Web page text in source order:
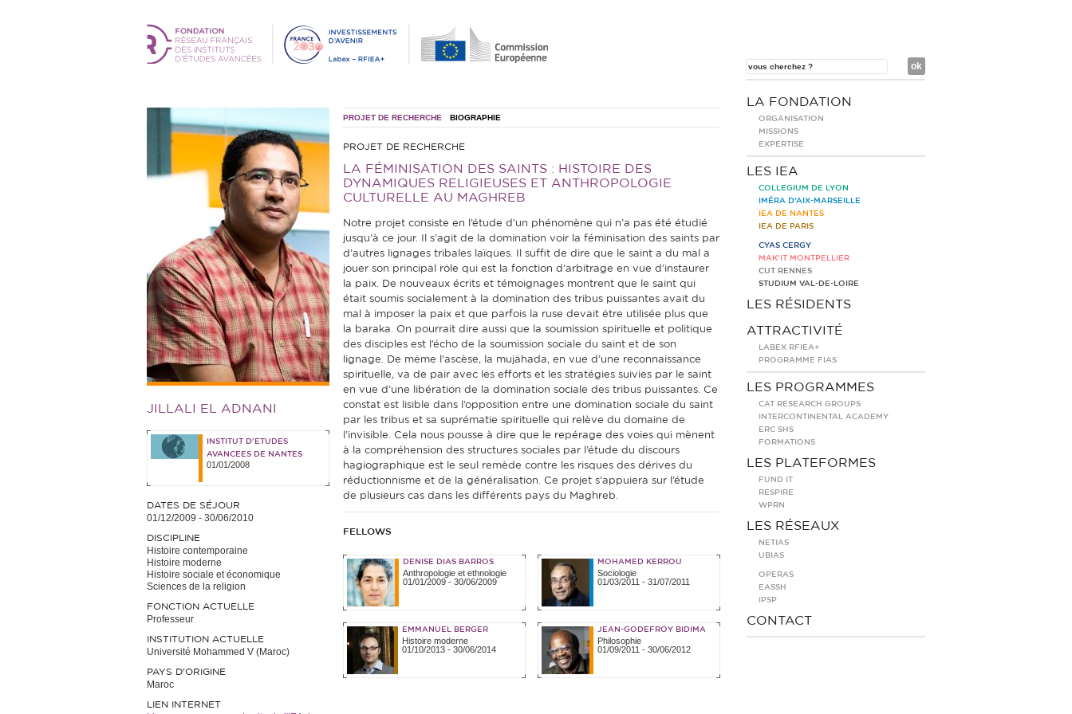
JILLALI EL ADNANI
INSTITUT D'ETUDES
AVANCEES DE NANTES
01/01/2008
DATES DE SÉJOUR
01/12/2009 - 30/06/2010
DISCIPLINE
Histoire contemporaine
Histoire moderne
Histoire sociale et économique
Sciences de la religion
FONCTION ACTUELLE
Professeur
INSTITUTION ACTUELLE
Université Mohammed V (Maroc)
PAYS D'ORIGINE
Maroc
LIEN INTERNET
PROJET DE RECHERCHE BIOGRAPHIE
PROJET DE RECHERCHE
LA FÉMINISATION DES SAINTS : HISTOIRE DES
DYNAMIQUES RELIGIEUSES ET ANTHROPOLOGIE
CULTURELLE AU MAGHREB
Notre projet consiste en l’étude d’un phénomène qui n’a pas été étudié
jusqu’à ce jour. Il s’agit de la domination voir la féminisation des saints par
d’autres lignages tribales laïques. Il suffit de dire que le saint a du mal a
jouer son principal rôle qui est la fonction d’arbitrage en vue d’instaurer
la paix. De nouveaux écrits et témoignages montrent que le saint qui
était soumis socialement à la domination des tribus puissantes avait du
mal à imposer la paix et que parfois la ruse devait être utilisée plus que
la baraka. On pourrait dire aussi que la soumission spirituelle et politique
des disciples est l’écho de la soumission sociale du saint et de son
lignage. De même l’ascèse, la mujâhada, en vue d’une reconnaissance
spirituelle, va de pair avec les efforts et les stratégies suivies par le saint
en vue d’une libération de la domination sociale des tribus puissantes. Ce
constat est lisible dans l’opposition entre une domination sociale du saint
par les tribus et sa suprématie spirituelle qui relève du domaine de
l’invisible. Cela nous pousse à dire que le repérage des voies qui mènent
à la compréhension des structures sociales par l’étude du discours
hagiographique est le seul remède contre les risques des dérives du
réductionnisme et de la généralisation. Ce projet s’appuiera sur l’étude
de plusieurs cas dans les différents pays du Maghreb.
FELLOWS
DENISE DIAS BARROS
Anthropologie et ethnologie
01/01/2009- 30/06/2009
MOHAMED KERROU
Sociologie
01/03/2011 - 31/07/2011
EMMANUEL BERGER
Histoire moderne
01/10/2013- 30/06/2014
JEAN-GODEFROY BIDIMA
Philosophie
01/09/2011 - 30/06/2012
LA FONDATION
ORGANISATION
MISSIONS
EXPERTISE
LES IEA
COLLEGIUM DE LYON
IMÉRA D’AIX-MARSEILLE
IEA DE NANTES
IEA DE PARIS
CYAS CERGY
MAK’IT MONTPELLIER
CUT RENNES
STUDIUM VAL-DE-LOIRE
LES RÉSIDENTS
ATTRACTIVITÉ
LABEX RFIEA+
PROGRAMME FIAS
LES PROGRAMMES
CAT RESEARCH GROUPS
INTERCONTINENTAL ACADEMY
ERC SHS
FORMATIONS
LES PLATEFORMES
FUND IT
RESPIRE
WPRN
LES RÉSEAUX
NETIAS
UBIAS
OPERAS
EASSH
IPSP
CONTACT